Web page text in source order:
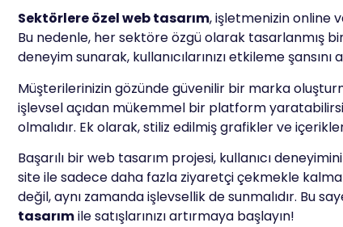
Sektörlere özel web tasarım, işletmenizin online
Bu nedenle, her sektöre özgü olarak tasarlanmış
deneyim sunarak, kullanıcılarınızı etkileme
Müşterilerinizin gözünde güvenilir bir marka
işlevsel açıdan mükemmel bir platform
olmalıdır. Ek olarak, stiliz edilmiş grafikler ve
Başarılı bir web tasarım projesi, kullanıcı
site ile sadece daha fazla ziyaretçi çekmekle
değil, aynı zamanda işlevsellik de sunmalıdır. Bu
tasarımile satışlarınızı artırmaya başlayın!